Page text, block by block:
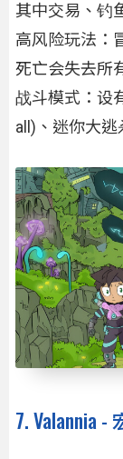
其中交易、钓
高风险玩法：
死亡会失去所
战斗模式：设
all)、迷你大逃
7. Valannia